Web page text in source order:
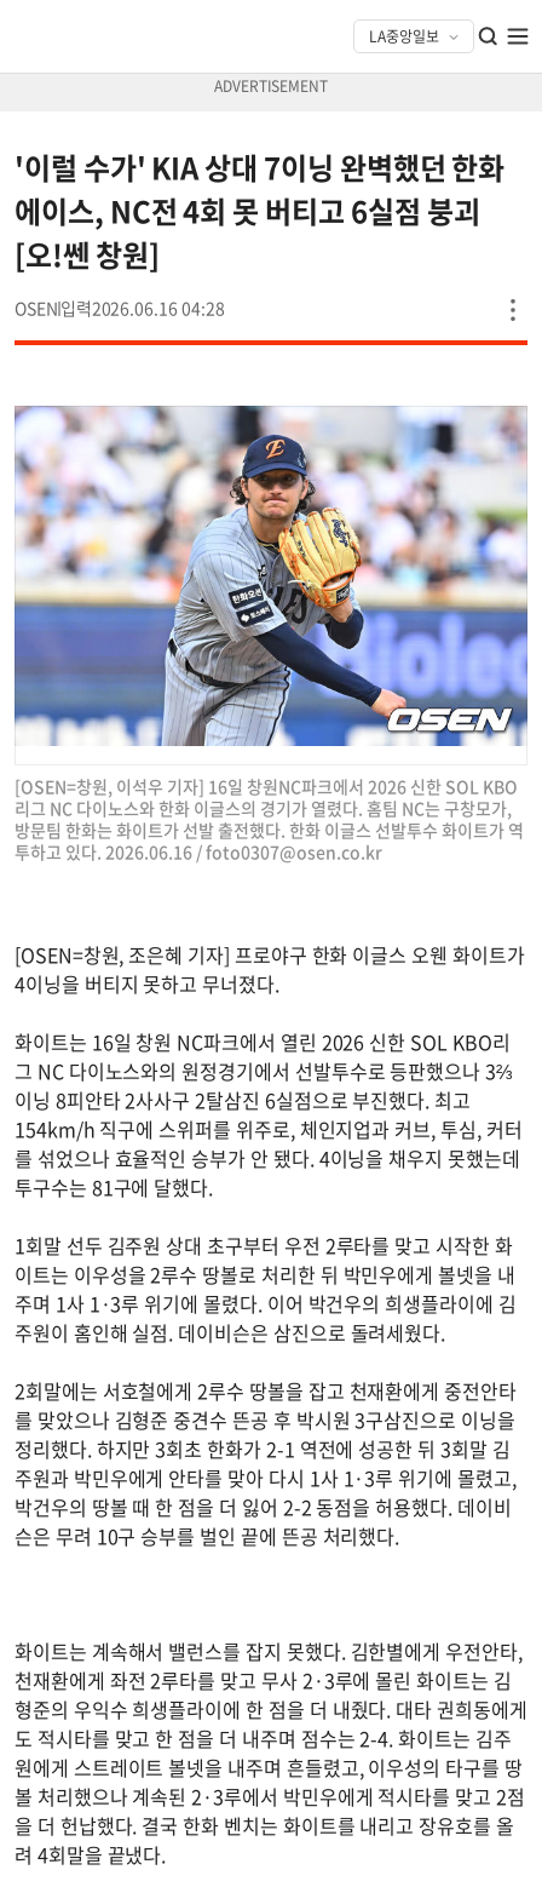
'이럴 수가' KIA 상대 7이닝 완벽했던 한화
에이스, NC전 4회 못 버티고 6실점 붕괴
[오!쎈 창원]
OSEN 2026.06.16 04:28
[OSEN=창원, 이석우 기자] 16일 창원NC파크에서 2026 신한 SOL KBO
리그 NC 다이노스와 한화 이글스의 경기가 열렸다. 홈팀 NC는 구창모가,
방문팀 한화는 화이트가 선발 출전했다. 한화 이글스 선발투수 화이트가 역
투하고 있다. 2026.06.16 /foto0307@osen.co.kr
[OSEN=창원, 조은혜 기자] 프로야구 한화 이글스 오웬 화이트가
4이닝을 버티지 못하고 무너졌다.
화이트는 16일 창원 NC파크에서 열린 2026 신한 SOL KBO리
그 NC 다이노스와의 원정경기에서 선발투수로 등판했으나 3⅔
이닝 8피안타 2사사구 2탈삼진 6실점으로 부진했다. 최고
154km/h 직구에 스위퍼를 위주로, 체인지업과 커브, 투심, 커터
를 섞었으나 효율적인 승부가 안 됐다. 4이닝을 채우지 못했는데
투구수는 81구에 달했다.
1회말 선두 김주원 상대 초구부터 우전 2루타를 맞고 시작한 화
이트는 이우성을 2루수 땅볼로 처리한 뒤 박민우에게 볼넷을 내
주며 1사 1·3루 위기에 몰렸다. 이어 박건우의 희생플라이에 김
주원이 홈인해 실점. 데이비슨은 삼진으로 돌려세웠다.
2회말에는 서호철에게 2루수 땅볼을 잡고 천재환에게 중전안타
를 맞았으나 김형준 중견수 뜬공 후 박시원 3구삼진으로 이닝을
정리했다. 하지만 3회초 한화가 2-1 역전에 성공한 뒤 3회말 김
주원과 박민우에게 안타를 맞아 다시 1사 1·3루 위기에 몰렸고,
박건우의 땅볼 때 한 점을 더 잃어 2-2 동점을 허용했다. 데이비
슨은 무려 10구 승부를 벌인 끝에 뜬공 처리했다.
화이트는 계속해서 밸런스를 잡지 못했다. 김한별에게 우전안타,
천재환에게 좌전 2루타를 맞고 무사 2·3루에 몰린 화이트는 김
형준의 우익수 희생플라이에 한 점을 더 내줬다. 대타 권희동에게
도 적시타를 맞고 한 점을 더 내주며 점수는 2-4. 화이트는 김주
원에게 스트레이트 볼넷을 내주며 흔들렸고, 이우성의 타구를 땅
볼 처리했으나 계속된 2·3루에서 박민우에게 적시타를 맞고 2점
을 더 헌납했다. 결국 한화 벤치는 화이트를 내리고 장유호를 올
려 4회말을 끝냈다.